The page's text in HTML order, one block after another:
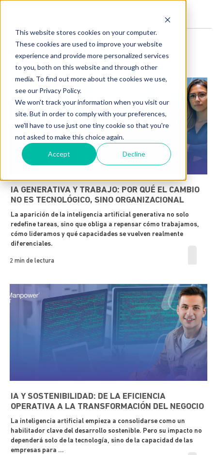
This website stores cookies on your computer.
These cookies are used to improve your website
experience and provide more personalized services
to you, both on this website and through other
media. To find out more about the cookies we use,
see our Privacy Policy.
We won't track your information when you visit our
site. But in order to comply with your preferences,
we'll have to use just one tiny cookie so that you're
not asked to make this choice again.
Accept Decline
INVESTIGACIONES
IA GENERATIVA Y TRABAJO: POR QUÉ EL CAMBIO
NO ES TECNOLÓGICO, SINO ORGANIZACIONAL
La aparición de la inteligencia artificial generativa no solo
redefine tareas, sino que obliga a repensar cómo trabajamos,
cómo lideramos y qué capacidades se vuelven realmente
diferenciales.
2 min de lectura
IA Y SOSTENIBILIDAD: DE LA EFICIENCIA
OPERATIVA A LA TRANSFORMACIÓN DEL NEGOCIO
La inteligencia artificial empieza a consolidarse como un
habilitador clave del desarrollo sostenible. Pero su impacto no
dependerá solo de la tecnología, sino de la capacidad de las
empresas para ...